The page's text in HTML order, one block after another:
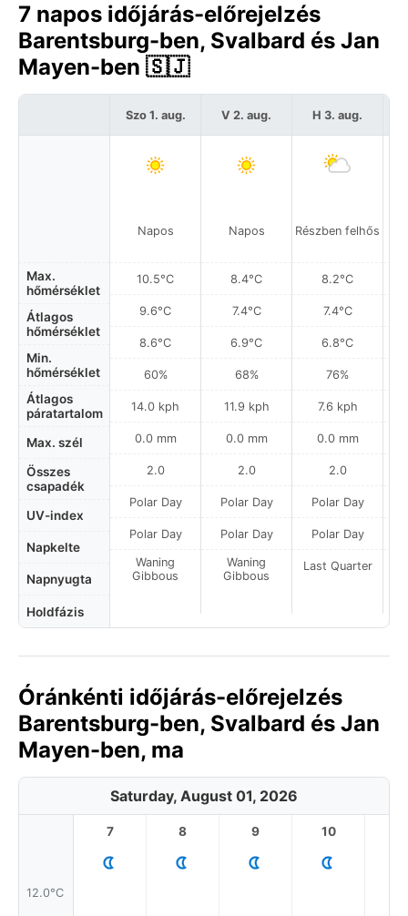
7 napos időjárás-előrejelzés
Barentsburg-ben, Svalbard és Jan
Mayen-ben 🇸🇯
Max.
hőmérséklet
Átlagos
hőmérséklet
Min.
hőmérséklet
Átlagos
páratartalom
Max. szél
Összes
csapadék
UV-index
Napkelte
Napnyugta
Holdfázis
Szo 1. aug.
Napos
10.5°C
9.6°C
8.6°C
60%
14.0 kph
0.0 mm
2.0
Polar Day
Polar Day
Waning
Gibbous
V 2. aug.
Napos
8.4°C
7.4°C
6.9°C
68%
11.9 kph
0.0 mm
2.0
Polar Day
Polar Day
Waning
Gibbous
H 3. aug.
Részben felhős
8.2°C
7.4°C
6.8°C
76%
7.6 kph
0.0 mm
2.0
Polar Day
Polar Day
Last Quarter
Óránkénti időjárás-előrejelzés
Barentsburg-ben, Svalbard és Jan
Mayen-ben, ma
Saturday, August 01, 2026
12.0°C
7 8 9 10